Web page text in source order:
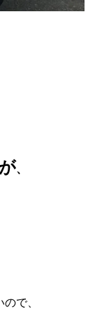
、
で、